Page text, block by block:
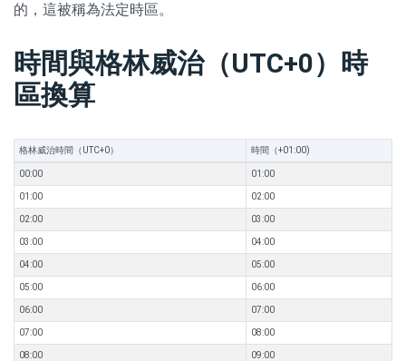
的，這被稱為法定時區。
時間與格林威治（UTC+0）時
區換算
格林威治時間（UTC+0） 時間（+01:00)
00:00 01:00
01:00 02:00
02:00 03:00
03:00 04:00
04:00 05:00
05:00 06:00
06:00 07:00
07:00 08:00
08:00 09:00